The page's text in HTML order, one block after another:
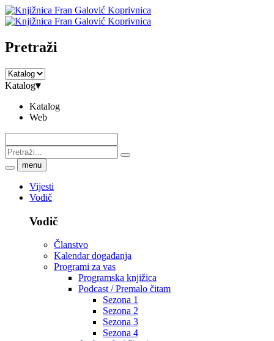
Pretraži
Katalog▾
Katalog
Web
menu
Vijesti
Vodič
Vodič
Članstvo
Kalendar događanja
Programi za vas
Programska knjižica
Podcast / Premalo čitam
Sezona 1
Sezona 2
Sezona 3
Sezona 4